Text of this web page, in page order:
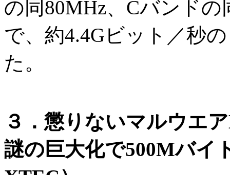
の同80MHz、Cバンド
で、約4.4Gビット／秒
た。
３．懲りないマルウエ
謎の巨大化で500Mバ